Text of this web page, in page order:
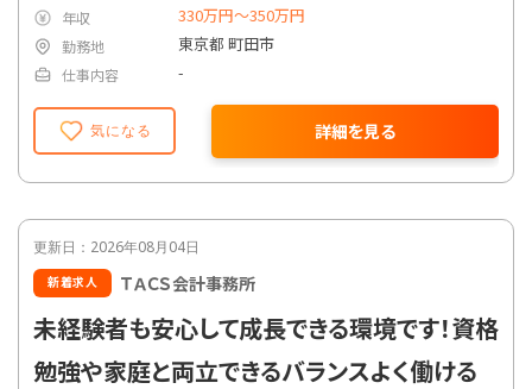
気になる 詳細を見る
年収 330万円〜350万円
勤務地 東京都 町田市
仕事内容 -
更新日：2026年08月04日
新着求人 ＴＡＣＳ会計事務所
未経験者も安心して成長できる環境です！資格
勉強や家庭と両立できるバランスよく働ける